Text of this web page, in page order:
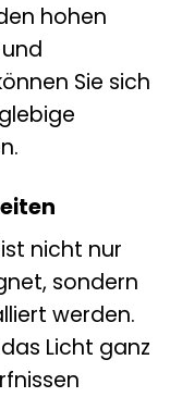
hohen
Sie sich
nicht nur
sondern
werden.
Licht ganz